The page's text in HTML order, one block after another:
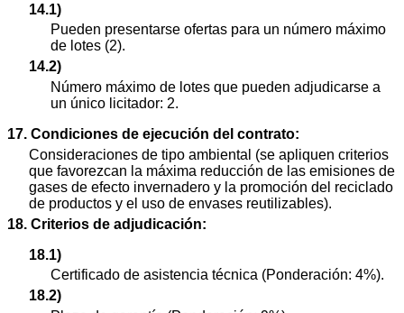
14.1)
Pueden presentarse ofertas para un número máximo
de lotes (2).
14.2)
Número máximo de lotes que pueden adjudicarse a
un único licitador: 2.
17. Condiciones de ejecución del contrato:
Consideraciones de tipo ambiental (se apliquen criterios
que favorezcan la máxima reducción de las emisiones de
gases de efecto invernadero y la promoción del reciclado
de productos y el uso de envases reutilizables).
18. Criterios de adjudicación:
18.1)
Certificado de asistencia técnica (Ponderación: 4%).
18.2)